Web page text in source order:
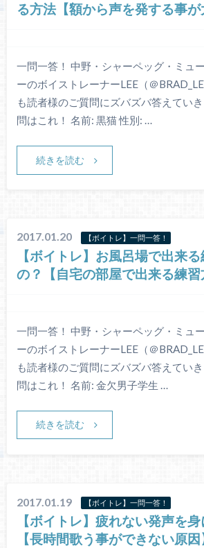
る方法【額から声を発する事が
一問一答！ 中野・シャーペッグ・ミュ
ーのボイストレーナーLEE（＠
も読者様のご質問にズバズバ答えてい
問はこれ！ 名前: 黒猫 性別: …
続きを読む
2017.01.20 【ボイトレ】一問一答！
【ボイトレ】お風呂場で出来
の？【自宅の部屋で出来る練習
一問一答！ 中野・シャーペッグ・ミュ
ーのボイストレーナーLEE（＠
も読者様のご質問にズバズバ答えてい
問はこれ！ 名前: 金欠男子学生 …
続きを読む
2017.01.19 【ボイトレ】一問一答！
【ボイトレ】疲れない発声を
【長時間歌う事ができない原因